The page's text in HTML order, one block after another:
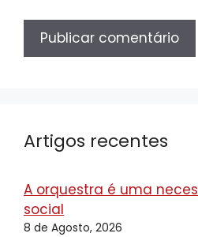
Artigos recentes
A orquestra é uma
social
8 de Agosto, 2026